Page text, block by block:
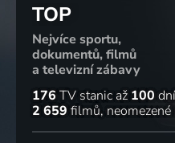
Zprávy ve
12
Zprávy
Hlavou
2 díly
TOP
Nejvíce sportu,
dokumentů, filmů
a televizní zábavy
176 TV stanic až 100
2 659 filmů